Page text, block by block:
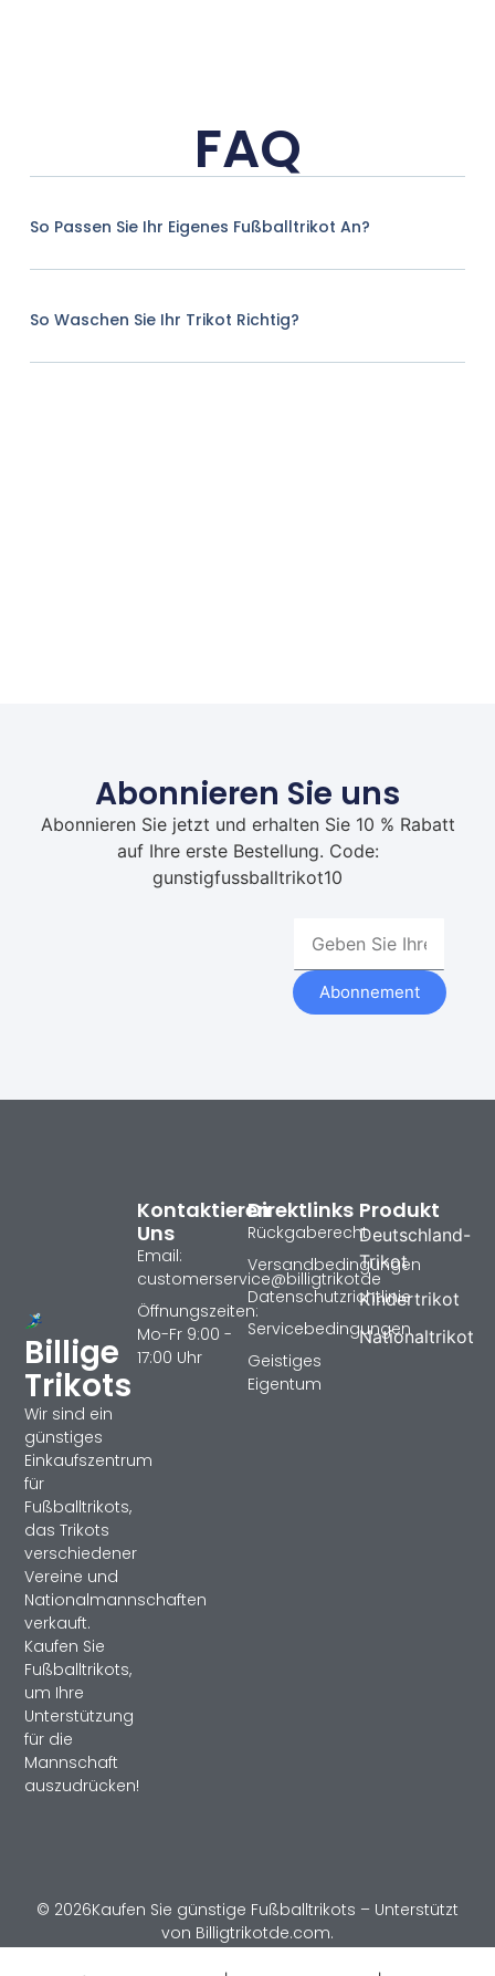
FAQ
So Passen Sie Ihr Eigenes Fußballtrikot An?
So Waschen Sie Ihr Trikot Richtig?
Abonnieren Sie uns
Abonnieren Sie jetzt und erhalten Sie 10 % Rabatt
auf Ihre erste Bestellung. Code:
gunstigfussballtrikot10
Abonnement
Billige
Trikots
Wir sind ein
günstiges
Einkaufszentrum
für
Fußballtrikots,
das Trikots
verschiedener
Vereine und
Nationalmannschaften
verkauft.
Kaufen Sie
Fußballtrikots,
um Ihre
Unterstützung
für die
Mannschaft
auszudrücken!
Produkt
Deutschland-
Trikot
Kindertrikot
Nationaltrikot
Direktlinks
Rückgaberecht
Versandbedingungen
Datenschutzrichtlinie
Servicebedingungen
Geistiges
Eigentum
Kontaktieren
Uns
Email:
customerservice@billigtrikotde
Öffnungszeiten:
Mo-Fr 9:00 -
17:00 Uhr
© 2026Kaufen Sie günstige Fußballtrikots – Unterstützt
von Billigtrikotde.com.